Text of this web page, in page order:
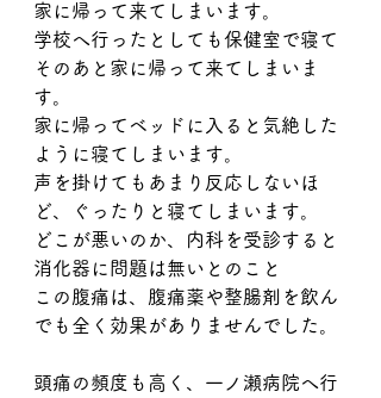
家に帰って来てしまいます。
学校へ行ったとしても保健室で寝て
そのあと家に帰って来てしまいま
す。
家に帰ってベッドに入ると気絶した
ように寝てしまいます。
声を掛けてもあまり反応しないほ
ど、ぐったりと寝てしまいます。
どこが悪いのか、内科を受診すると
消化器に問題は無いとのこと
この腹痛は、腹痛薬や整腸剤を飲ん
でも全く効果がありませんでした。
頭痛の頻度も高く、一ノ瀬病院へ行